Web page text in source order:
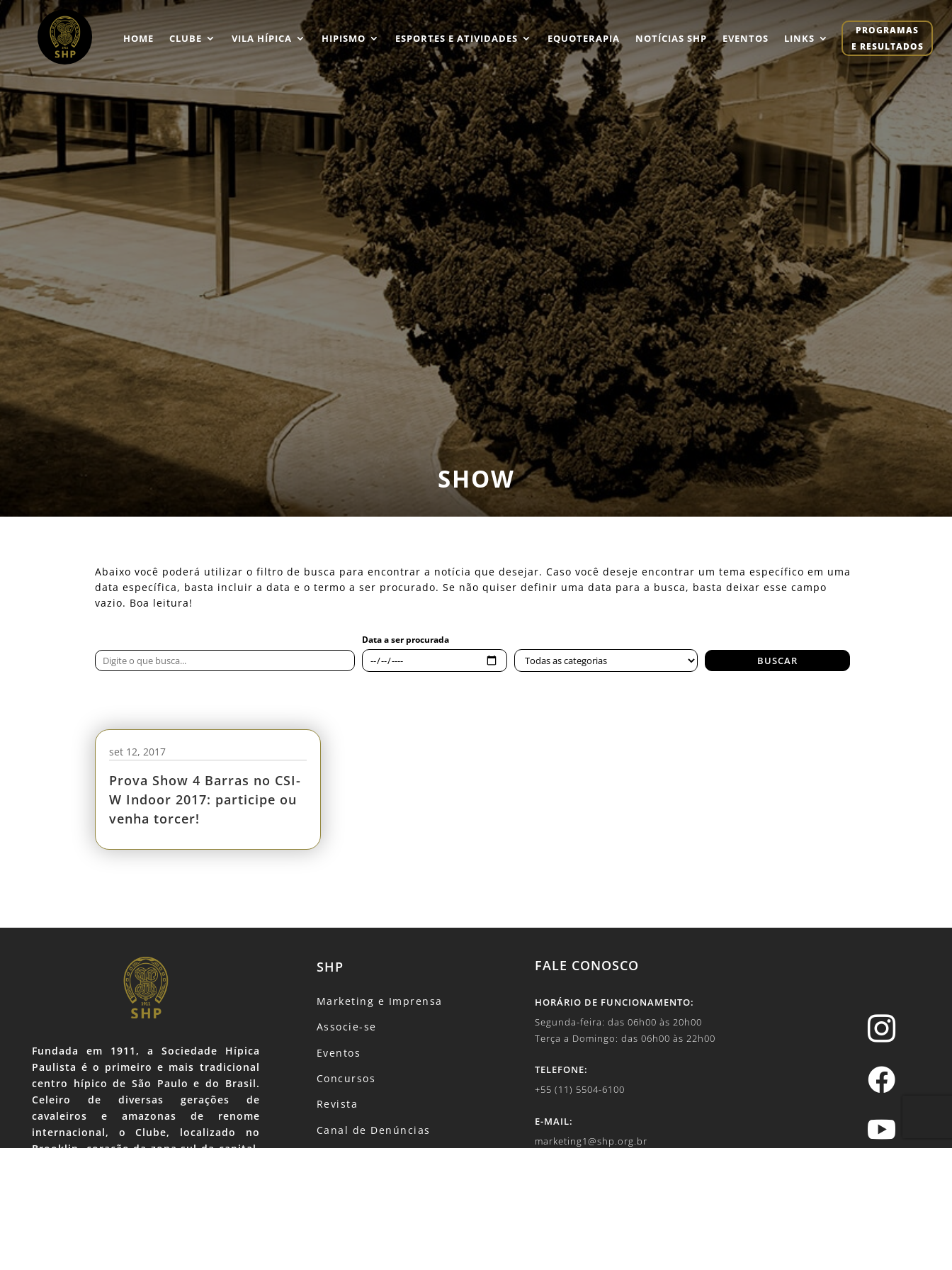
HOME CLUBE VILA HÍPICA HIPISMO ESPORTES E ATIVIDADES EQUOTERAPIA NOTÍCIAS SHP EVENTOS LINKS
PROGRAMAS
E RESULTADOS
SHOW
Abaixo você poderá utilizar o filtro de busca para encontrar a notícia que desejar. Caso você deseje encontrar um tema específico em uma
data específica, basta incluir a data e o termo a ser procurado. Se não quiser definir uma data para a busca, basta deixar esse campo
vazio. Boa leitura!
Prova Show 4 Barras no CSI-
W Indoor 2017: participe ou
venha torcer!
set 12, 2017
Fundada em 1911, a Sociedade Hípica
Paulista é o primeiro e mais tradicional
centro hípico de São Paulo e do Brasil.
Celeiro de diversas gerações de
cavaleiros e amazonas de renome
internacional, o Clube, localizado no
Brooklin, coração da zona sul da capital,
SHP
Marketing e Imprensa
Associe-se
Eventos
Concursos
Revista
Canal de Denúncias
FALE CONOSCO
HORÁRIO DE FUNCIONAMENTO:
Segunda-feira: das 06h00 às 20h00
Terça a Domingo: das 06h00 às 22h00
TELEFONE:
+55 (11) 5504-6100
E-MAIL:
marketing1@shp.org.br


